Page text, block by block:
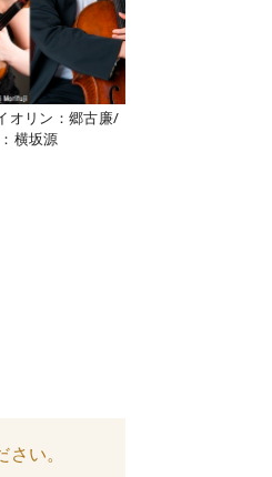
オリン：郷古廉/
横坂源
い。